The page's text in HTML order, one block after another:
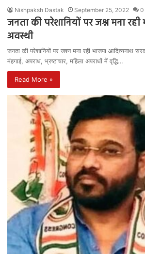
Nishpaksh Dastak September 25, 2022 0
जनता की परेशानियों पर जश्न मना
अवस्थी
जनता की परेशानियों पर जश्न मना रही भाजपा आदित्यनाथ
मंहगाई, अपराध, भ्रष्टाचार, महिला अपराधों में वृद्धि…
Read More »